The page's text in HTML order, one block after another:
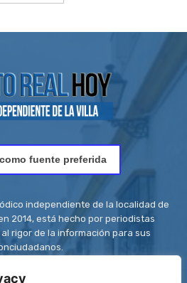
fuente preferida
independiente de la localidad de
2014, está hecho por periodistas
rigor de la información para sus